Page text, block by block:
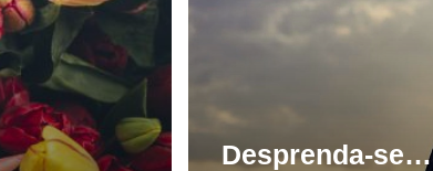
Desprenda-se…